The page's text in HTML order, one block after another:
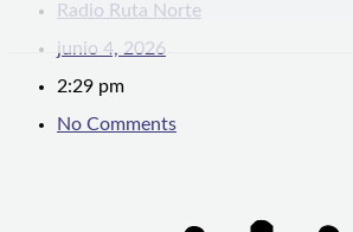
Radio Ruta Norte
junio 4, 2026
2:29 pm
No Comments